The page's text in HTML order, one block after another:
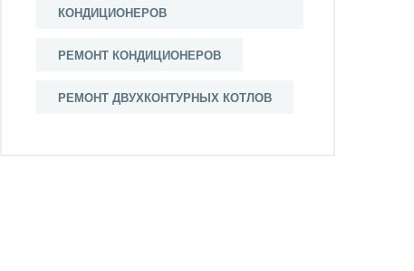
КОНДИЦИОНЕРОВ
РЕМОНТ КОНДИЦИОНЕРОВ
РЕМОНТ ДВУХКОНТУРНЫX КОТЛОВ